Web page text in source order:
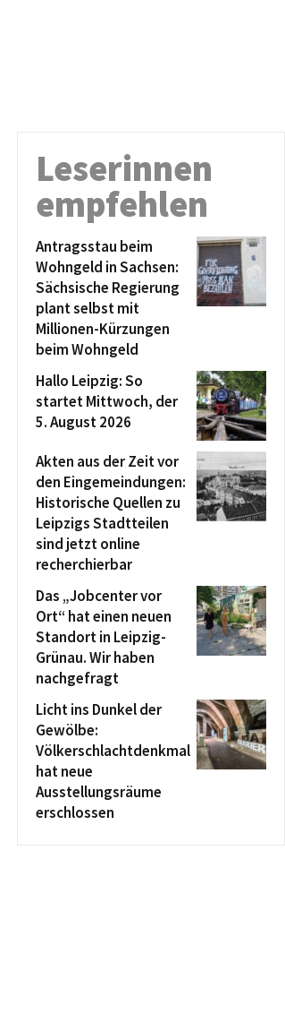
Leserinnen
empfehlen
Antragsstau beim
Wohngeld in Sachsen:
Sächsische Regierung
plant selbst mit
Millionen-Kürzungen
beim Wohngeld
Hallo Leipzig: So
startet Mittwoch, der
5. August 2026
Akten aus der Zeit vor
den Eingemeindungen:
Historische Quellen zu
Leipzigs Stadtteilen
sind jetzt online
recherchierbar
Das „Jobcenter vor
Ort“ hat einen neuen
Standort in Leipzig-
Grünau. Wir haben
nachgefragt
Licht ins Dunkel der
Gewölbe:
Völkerschlachtdenkmal
hat neue
Ausstellungsräume
erschlossen